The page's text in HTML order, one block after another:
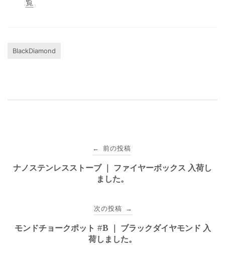
覧
BlackDiamond
稿
ゲ
← 前の投稿
ナノステンレスストーブ ｜ ファイヤーボックス 入荷し
ました。
次の投稿 →
モンドチョークポット #B ｜ ブラックダイヤモンド 入
荷しました。